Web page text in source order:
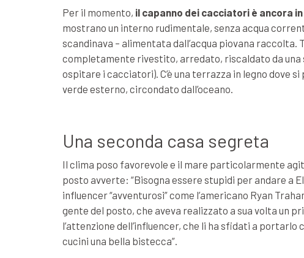
Per il momento, il capanno dei cacciatori è ancora in
mostrano un interno rudimentale, senza acqua
scandinava – alimentata dall’acqua piovana
completamente rivestito, arredato, riscaldato da
ospitare i cacciatori). C’è una terrazza in legno dove
verde esterno, circondato dall’oceano.
Una seconda casa segreta
Il clima poso favorevole e il mare particolarmente
posto avverte: “Bisogna essere stupidi per andare a
influencer “avventurosi” come l’americano Ryan
gente del posto, che aveva realizzato a sua volta un
l’attenzione dell’influencer, che li ha sfidati a portarlo
cucini una bella bistecca”.